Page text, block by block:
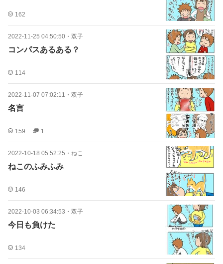
162
2022-11-25 04:50:50 ・ 双子
コンパスあるある？
114
2022-11-07 07:02:11 ・ 双子
名言
159 1
2022-10-18 05:52:25 ・ ねこ
ねこのふみふみ
146
2022-10-03 06:34:53 ・ 双子
今日も負けた
134